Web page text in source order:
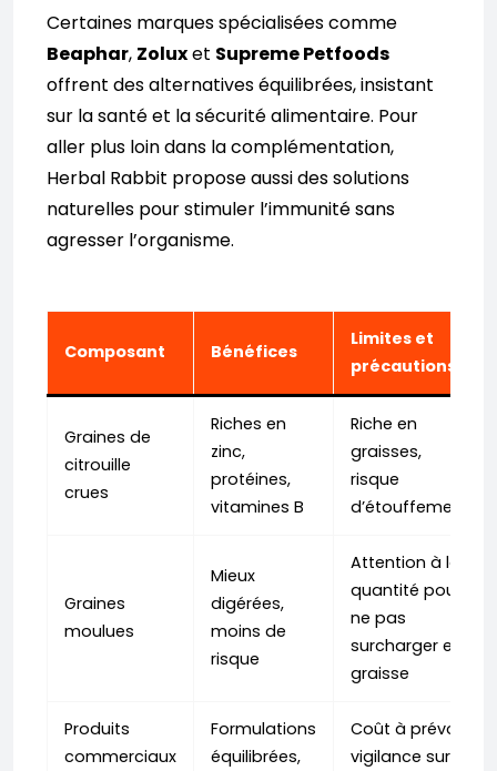
Certaines marques spécialisées comme
Beaphar, Zoluxet Supreme Petfoods
offrent des alternatives équilibrées, insistant
sur la santé et la sécurité alimentaire. Pour
aller plus loin dans la complémentation,
Herbal Rabbit propose aussi des solutions
naturelles pour stimuler l’immunité sans
agresser l’organisme.
Composant Bénéfices
Limites et
précautions
Graines de
citrouille
crues
Riches en
zinc,
protéines,
vitamines B
Riche en
graisses,
risque
d’étouffement
Graines
moulues
Mieux
digérées,
moins de
risque
Attention à la
quantité pour
ne pas
surcharger en
graisse
Produits
commerciaux
Formulations
équilibrées,
Coût à prévoir,
vigilance sur la